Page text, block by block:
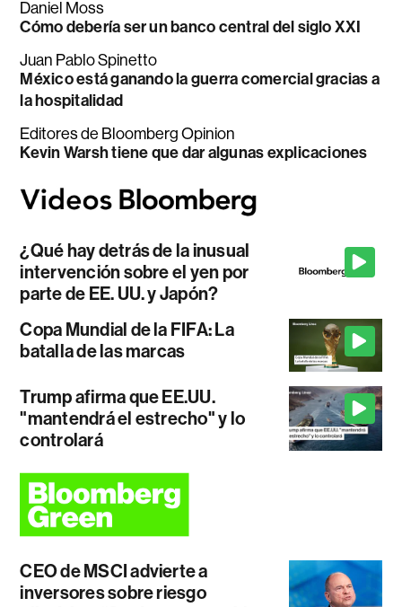
Daniel Moss
Cómo debería ser un banco central del siglo XXI
Juan Pablo Spinetto
México está ganando la guerra comercial gracias a
la hospitalidad
Editores de Bloomberg Opinion
Kevin Warsh tiene que dar algunas explicaciones
¿Qué hay detrás de la inusual
intervención sobre el yen por
parte de EE. UU. y Japón?
Copa Mundial de la FIFA: La
batalla de las marcas
Trump afirma que EE.UU.
"mantendrá el estrecho" y lo
controlará
CEO de MSCI advierte a
inversores sobre riesgo